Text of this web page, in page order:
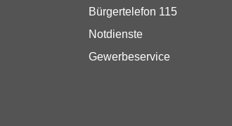
Bürgertelefon 115
Notdienste
Gewerbeservice